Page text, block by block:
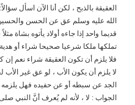
العقيقة بالذبح ، لكن أنا اﻵن اسأل
الله عليه وسلم عق عن الحسن
قديما واحد إذا جاءه أوﻻد يأتوه بشاة
تملكها ملكا شرعيا صحيحا شراء أو
فلا يلزم أن تكون العقيقة شراء نعم
ﻻ يلزم أن يكون اﻷب ، لو عق غير اﻷب
الجد عن سبطه أو عن حفيده فهل
الجواب : ﻻ ، ﻷنه لم يُعرف أنَّ النبي